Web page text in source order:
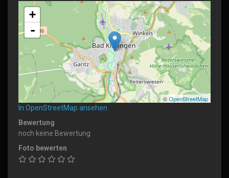
+
-
©OpenStreetMap
In OpenStreetMap ansehen
Bewertung
noch keine Bewertung
Foto bewerten